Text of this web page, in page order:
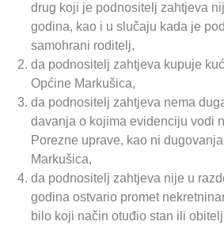
drug koji je podnositelj zahtjeva
godina, kao i u slučaju kada je
samohrani roditelj,
da podnositelj zahtjeva kupuje
Općine Markušica,
da podnositelj zahtjeva nema
davanja o kojima evidenciju vodi
Porezne uprave, kao ni
Markušica,
da podnositelj zahtjeva nije u
godina ostvario promet
bilo koji način otuđio stan ili